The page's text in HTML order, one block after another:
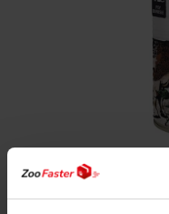
WIEJSKA
psy - 400g